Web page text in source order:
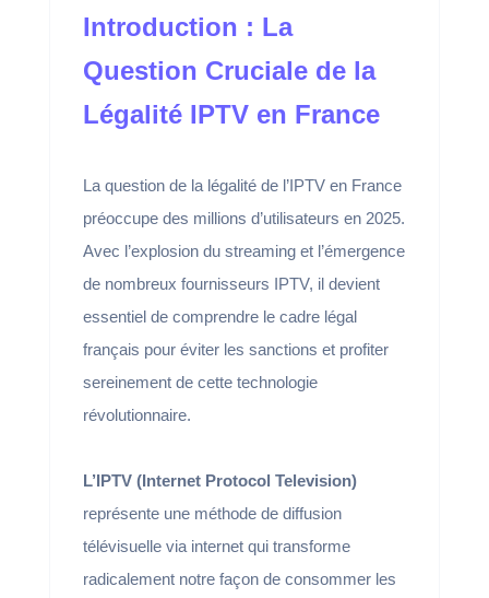
Introduction : La
Question Cruciale de la
Légalité IPTV en France
La question de la légalité de l’IPTV en France
préoccupe des millions d’utilisateurs en 2025.
Avec l’explosion du streaming et l’émergence
de nombreux fournisseurs IPTV, il devient
essentiel de comprendre le cadre légal
français pour éviter les sanctions et profiter
sereinement de cette technologie
révolutionnaire.
L’IPTV (Internet Protocol Television)
représente une méthode de diffusion
télévisuelle via internet qui transforme
radicalement notre façon de consommer les